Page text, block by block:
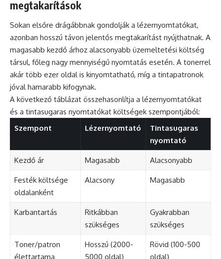
megtakarítások
Sokan elsőre drágábbnak gondolják a lézernyomtatókat,
azonban hosszú távon jelentős megtakarítást nyújthatnak. A
magasabb kezdő árhoz alacsonyabb üzemeltetési költség
társul, főleg nagy mennyiségű nyomtatás esetén. A tonerrel
akár több ezer oldal is kinyomtatható, míg a tintapatronok
jóval hamarabb kifogynak.
A következő táblázat összehasonlítja a lézernyomtatókat
és a tintasugaras nyomtatókat költségek szempontjából:
Szempont
Lézernyomtató
Tintasugaras
nyomtató
Kezdő ár Magasabb Alacsonyabb
Festék költsége
oldalanként
Alacsony Magasabb
Karbantartás
Ritkábban
szükséges
Gyakrabban
szükséges
Toner/patron
élettartama
Hosszú (2000-
5000 oldal)
Rövid (100-500
oldal)